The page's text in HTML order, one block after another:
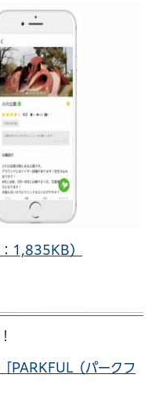
1,835KB）
PARKFUL（パークフ